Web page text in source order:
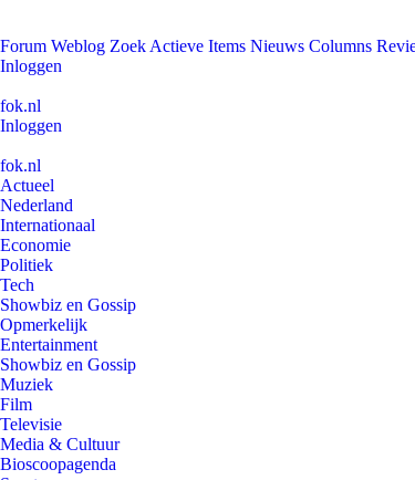
Forum Weblog Zoek Actieve Items Nieuws Columns
Inloggen
fok.nl
Inloggen
fok.nl
Actueel
Nederland
Internationaal
Economie
Politiek
Tech
Showbiz en Gossip
Opmerkelijk
Entertainment
Showbiz en Gossip
Muziek
Film
Televisie
Media & Cultuur
Bioscoopagenda